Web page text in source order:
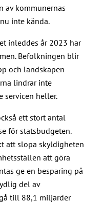
av kommunernas
inte kända.
inleddes år 2023 har
Befolkningen blir
och landskapen
lindrar inte
servicen heller.
ett stort antal
för statsbudgeten.
att slopa skyldigheten
att göra
ge en besparing på
del av
till 88,1 miljarder